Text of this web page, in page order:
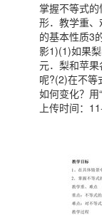
掌握不等式
形．教学重
的基本性质3
影1)(1)如果
元．梨和苹
呢?(2)在不等
如何变化？用
上传时间：